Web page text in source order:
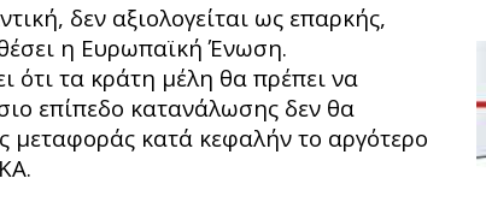
δεν αξιολογείται ως επαρκής,
η Ευρωπαϊκή Ένωση.
ότι τα κράτη μέλη θα πρέπει να
επίπεδο κατανάλωσης δεν θα
μεταφοράς κατά κεφαλήν το αργότερο